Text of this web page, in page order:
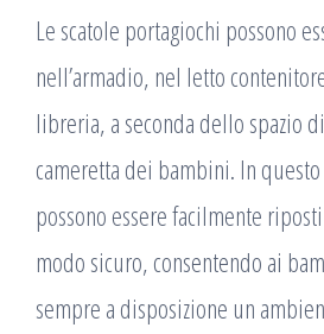
Le scatole portagiochi possono
nell’armadio, nel letto
libreria, a seconda dello spazio
cameretta dei bambini. In
possono essere facilmente
modo sicuro, consentendo ai
sempre a disposizione un